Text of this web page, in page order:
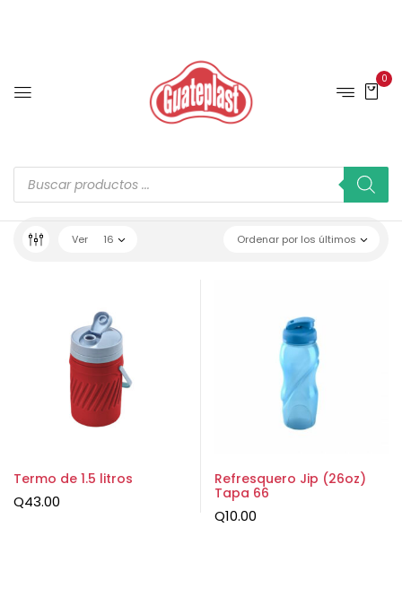
0
Ordenar por los últimos
Ver 16
Termo de 1.5 litros
Q43.00
Refresquero Jip (26oz)
Tapa 66
Q10.00